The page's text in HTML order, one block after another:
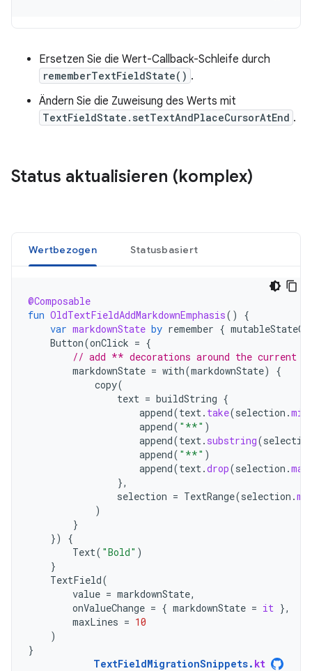
Ersetzen Sie die Wert-Callback-Schleife durch
rememberTextFieldState() .
Ändern Sie die Zuweisung des Werts mit
TextFieldState.setTextAndPlaceCursorAtEnd .
Status aktualisieren (komplex)
Wertbezogen Statusbasiert
@Composable
fun OldTextFieldAddMarkdownEmphasis()
{
var markdownState by remember { mutableStateOf
Button(onClick = {
// add ** decorations around the current
markdownState = with(markdownState)
{
copy(
text = buildString {
append(text. take(selection .min
append( "**" )
append(text. substring(
append( "**" )
append(text.drop(selection .max
},
selection = TextRange(selection .
)
}
})
{
Text( "Bold" )
}
TextField(
value = markdownState,
onValueChange = { markdownState = it },
maxLines = 10
)
}
TextFieldMigrationSnippets. kt